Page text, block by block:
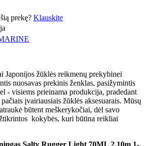
prekę? Klauskite
Japonijos žūklės reikmenų prekybinei
nuosavas prekinis ženklas, pasižymintis
- visiems prieinama produkcija, pradedant
įvairiausiais žūklės aksesuarais. Mūsų
būtent meškerykočiai, dėl savo
kokybės, kuri būtina reikliai
Salty Rugger Light 70ML 2,10m 1-